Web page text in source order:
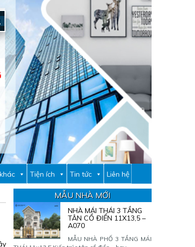
Tiện ích Tin tức Liên hệ
MẪU NHÀ MỚI
NHÀ MÁI THÁI 3 TẦNG
TÂN CỔ ĐIỂN 11X13,5 –
A070
MẪU NHÀ PHỐ 3 TẦNG MÁI